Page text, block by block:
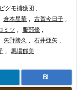
グモ捕獲団 ,
倉本星華 , 古賀今日子 ,
ミツ , 服部優 ,
矢野勝久 , 石井亜矢 ,
, 馬場郁美
B!